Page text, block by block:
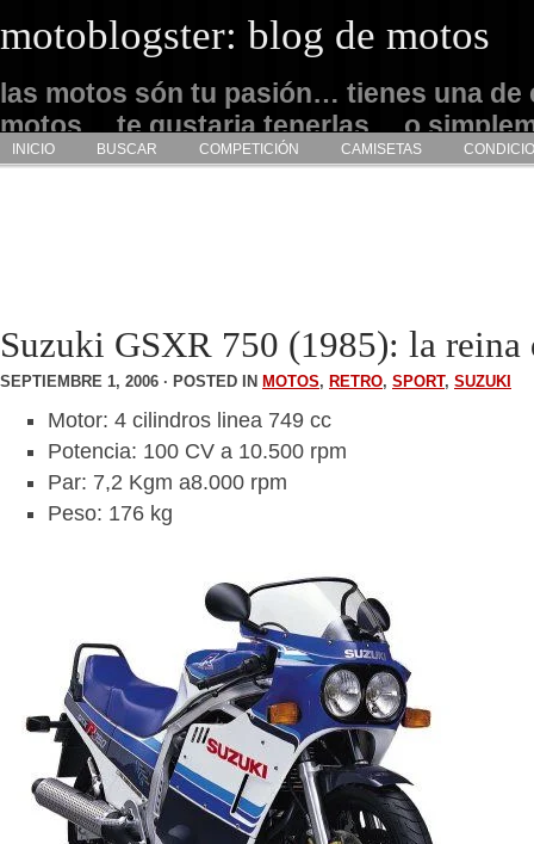
motoblogster: blog de motos
las motos són tu pasión… tienes una de
motos… te gustaria tenerlas… o
admirarlas… este es tu sitio
INICIO BUSCAR COMPETICIÓN CAMISETAS
Suzuki GSXR 750 (1985): la reina
SEPTIEMBRE 1, 2006 · POSTED IN MOTOS, RETRO, SPORT, SUZUKI
Motor: 4 cilindros linea 749 cc
Potencia: 100 CV a 10.500 rpm
Par: 7,2 Kgm a8.000 rpm
Peso: 176 kg